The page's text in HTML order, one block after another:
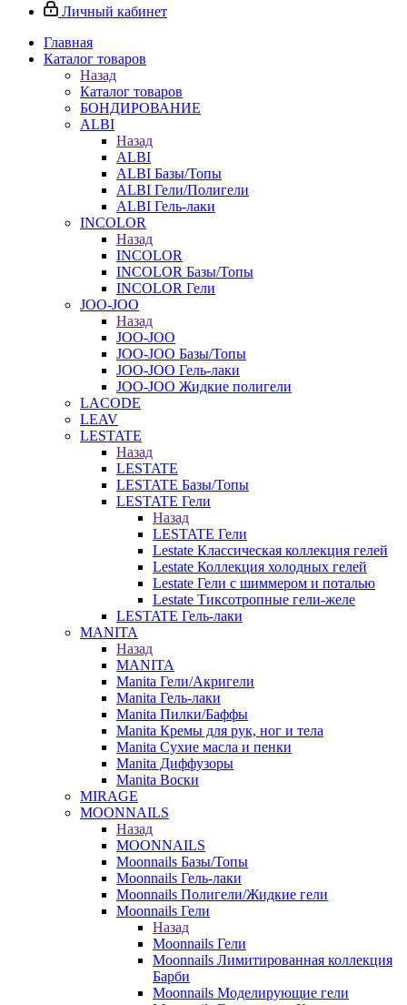
Личный кабинет
Главная
Каталог товаров
Назад
Каталог товаров
БОНДИРОВАНИЕ
ALBI
Назад
ALBI
ALBI Базы/Топы
ALBI Гели/Полигели
ALBI Гель-лаки
INCOLOR
Назад
INCOLOR
INCOLOR Базы/Топы
INCOLOR Гели
JOO-JOO
Назад
JOO-JOO
JOO-JOO Базы/Топы
JOO-JOO Гель-лаки
JOO-JOO Жидкие полигели
LACODE
LEAV
LESTATE
Назад
LESTATE
LESTATE Базы/Топы
LESTATE Гели
Назад
LESTATE Гели
Lestate Классическая коллекция гелей
Lestate Коллекция холодных гелей
Lestate Гели с шиммером и поталью
Lestate Тиксотропные гели-желе
LESTATE Гель-лаки
MANITA
Назад
MANITA
Manita Гели/Акригели
Manita Гель-лаки
Manita Пилки/Баффы
Manita Кремы для рук, ног и тела
Manita Сухие масла и пенки
Manita Диффузоры
Manita Воски
MIRAGE
MOONNAILS
Назад
MOONNAILS
Moonnails Базы/Топы
Moonnails Гель-лаки
Moonnails Полигели/Жидкие гели
Moonnails Гели
Назад
Moonnails Гели
Moonnails Лимитированная коллекция
Барби
Moonnails Моделирующие гели